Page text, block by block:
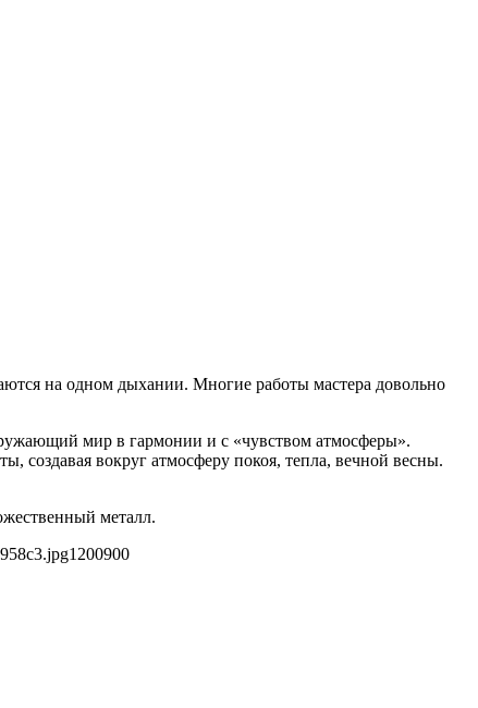
на одном дыхании. Многие работы мастера довольно
мир в гармонии и с «чувством атмосферы».
создавая вокруг атмосферу покоя, тепла, вечной весны.
металл.
1200900